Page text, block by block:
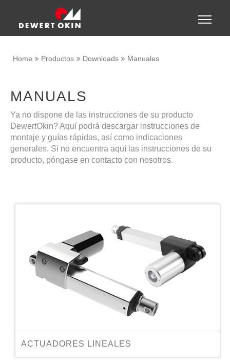
Toggle
Home Productos Downloads Manuales
MANUALS
Ya no dispone de las instrucciones de su producto
DewertOkin? Aquí podrá descargar instrucciones de
montaje y guías rápidas, así como indicaciones
generales. Si no encuentra aquí las instrucciones de su
producto, póngase en contacto con nosotros.
ACTUADORES LINEALES